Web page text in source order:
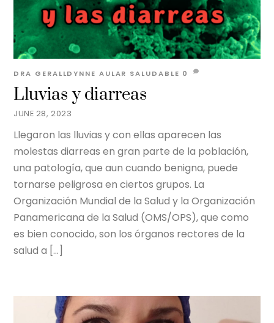
JUNE 28, 2023
Lluvias y diarreas
DRA GERALLDYNNE AULAR SALUDABLE 0
Llegaron las lluvias y con ellas aparecen las
molestas diarreas en gran parte de la población,
una patología, que aun cuando benigna, puede
tornarse peligrosa en ciertos grupos. La
Organización Mundial de la Salud y la Organización
Panamericana de la Salud (OMS/OPS), que como
es bien conocido, son los órganos rectores de la
salud a […]